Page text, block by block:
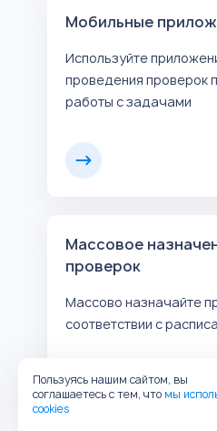
Мобильные
Используйте
проведения проверок
работы с задачами
Массовое
проверок
Массово назначайте
соответствии с
Пользуясь нашим сайтом, вы
соглашаетесь с тем, что мы
cookies